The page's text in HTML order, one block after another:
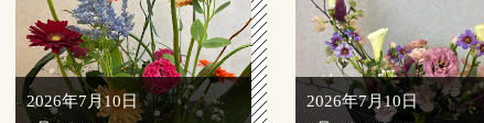
2026年7月10日
2026年7月10日